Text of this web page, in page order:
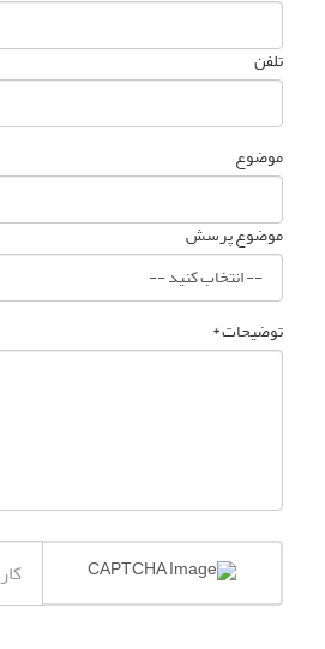
تلفن
موضوع
موضوع پرسش
توضیحات *